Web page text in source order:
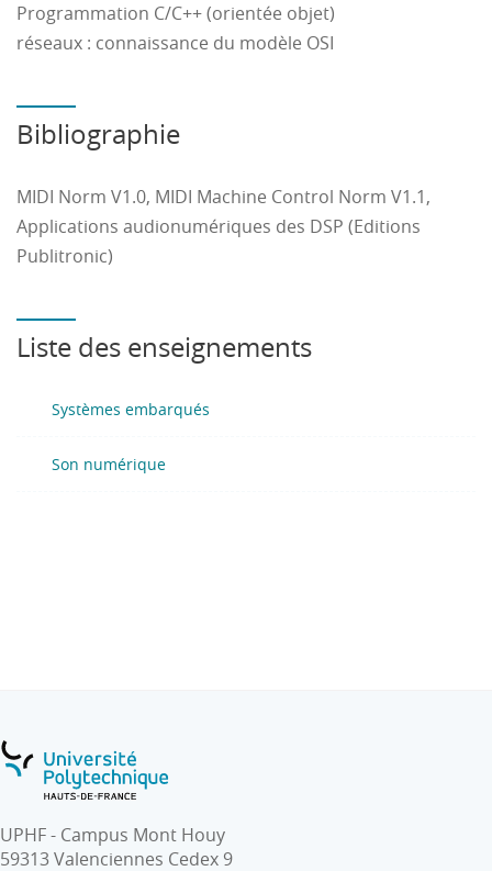
Programmation C/C++ (orientée objet)
réseaux : connaissance du modèle OSI
Bibliographie
MIDI Norm V1.0, MIDI Machine Control Norm V1.1,
Applications audionumériques des DSP (Editions
Publitronic)
Liste des enseignements
Systèmes embarqués
Son numérique
UPHF - Campus Mont Houy
59313 Valenciennes Cedex 9